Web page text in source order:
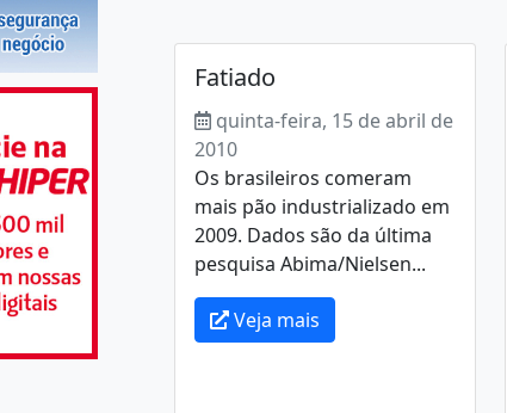
Fatiado
quinta-feira, 15 de abril de
2010
Os brasileiros comeram
mais pão industrializado em
2009. Dados são da última
pesquisa Abima/Nielsen...
Veja mais